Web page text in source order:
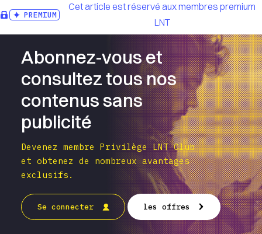
PREMIUM
Cet article est réservé aux membres premium
LNT
Abonnez-vous et
consultez tous nos
contenus sans
publicité
Devenez membre Privilège LNT Club
et obtenez de nombreux avantages
exclusifs.
Se connecter les offres